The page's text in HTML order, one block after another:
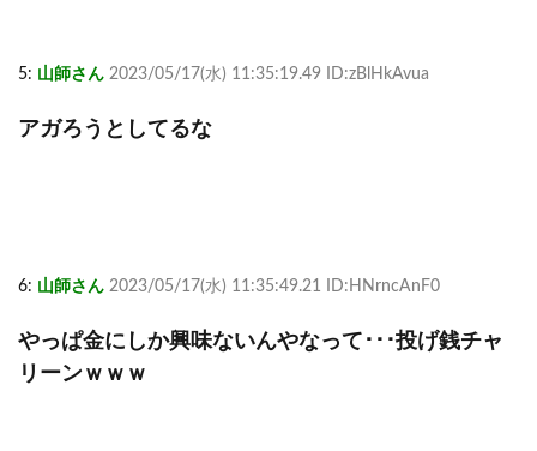
5: 山師さん 2023/05/17(水) 11:35:19.49 ID:zBlHkAvua
アガろうとしてるな
6: 山師さん 2023/05/17(水) 11:35:49.21 ID:HNrncAnF0
やっぱ金にしか興味ないんやなって･･･投げ銭チャ
リーンｗｗｗ